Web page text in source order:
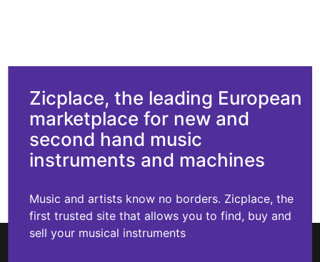
Zicplace, the leading European
marketplace for new and
second hand music
instruments and machines
Music and artists know no borders. Zicplace, the
first trusted site that allows you to find, buy and
sell your musical instruments